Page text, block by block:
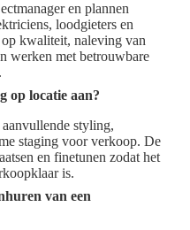
en plannen
loodgieters en
kwaliteit, naleving van
werken met betrouwbare
op locatie aan?
styling,
staging voor verkoop. De
en finetunen zodat het
is.
van een